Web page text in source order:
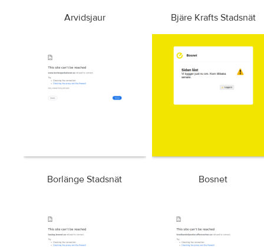
Arvidsjaur Bjäre Krafts Stadsnät
Borlänge Stadsnät Bosnet